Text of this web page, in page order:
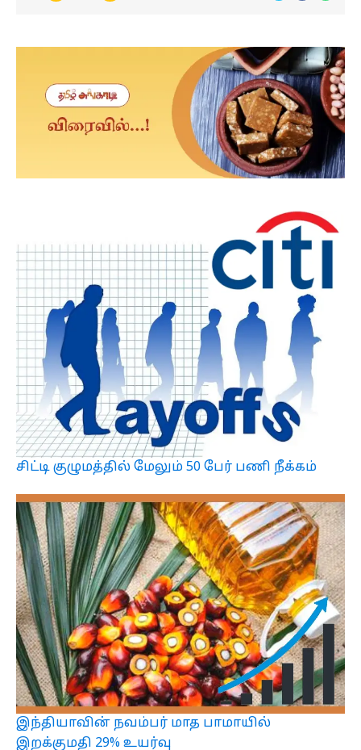
சிட்டி குழுமத்தில் மேலும் 50 பேர் பணி நீக்கம்
இந்தியாவின் நவம்பர் மாத பாமாயில்
இறக்குமதி 29% உயர்வு